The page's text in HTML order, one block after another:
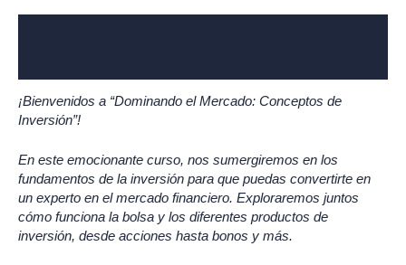
¡Bienvenidos a “Dominando el Mercado: Conceptos de
Inversión”!
En este emocionante curso, nos sumergiremos en los
fundamentos de la inversión para que puedas convertirte en
un experto en el mercado financiero. Exploraremos juntos
cómo funciona la bolsa y los diferentes productos de
inversión, desde acciones hasta bonos y más.